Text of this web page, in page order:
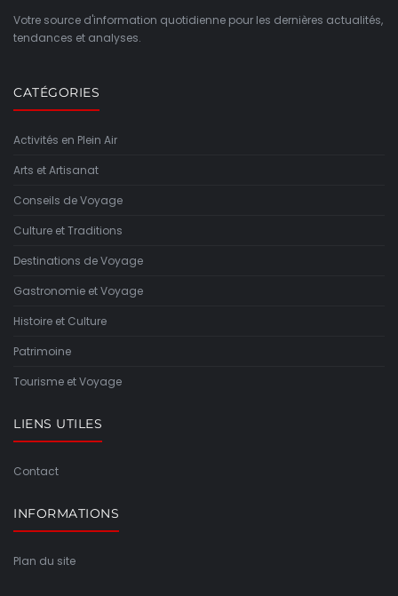
Votre source d'information quotidienne pour les dernières actualités,
tendances et analyses.
CATÉGORIES
Activités en Plein Air
Arts et Artisanat
Conseils de Voyage
Culture et Traditions
Destinations de Voyage
Gastronomie et Voyage
Histoire et Culture
Patrimoine
Tourisme et Voyage
LIENS UTILES
Contact
INFORMATIONS
Plan du site